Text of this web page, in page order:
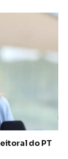
do PT